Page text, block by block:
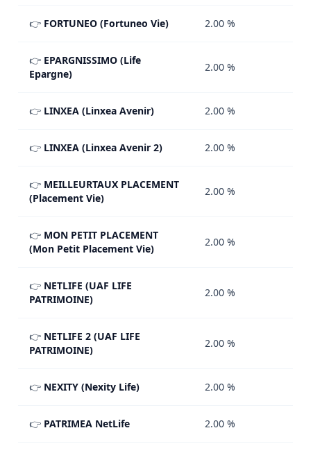
👉 FORTUNEO (Fortuneo Vie) 2.00 %
👉 EPARGNISSIMO (Life
Epargne)
2.00 %
👉 LINXEA (Linxea Avenir) 2.00 %
👉 LINXEA (Linxea Avenir 2) 2.00 %
👉 MEILLEURTAUX PLACEMENT
(Placement Vie)
2.00 %
👉 MON PETIT PLACEMENT
(Mon Petit Placement Vie)
2.00 %
👉 NETLIFE (UAF LIFE
PATRIMOINE)
2.00 %
👉 NETLIFE 2 (UAF LIFE
PATRIMOINE)
2.00 %
👉 NEXITY (Nexity Life) 2.00 %
👉 PATRIMEA NetLife 2.00 %